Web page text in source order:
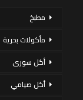
مطبخ
مأكولات بحرية
أكل سورى
أكل صيامي